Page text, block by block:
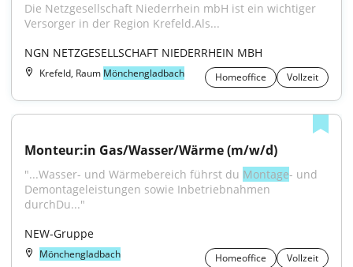
Die Netzgesellschaft Niederrhein mbH ist ein wichtiger
Versorger in der Region Krefeld.Als...
NGN NETZGESELLSCHAFT NIEDERRHEIN MBH
Krefeld, Raum Mönchengladbach Homeoffice Vollzeit
Monteur:in Gas/Wasser/Wärme (m/w/d)
"...Wasser- und Wärmebereich führst du Montage- und
Demontageleistungen sowie Inbetriebnahmen
durchDu..."
NEW-Gruppe
Mönchengladbach Homeoffice
Vollzeit